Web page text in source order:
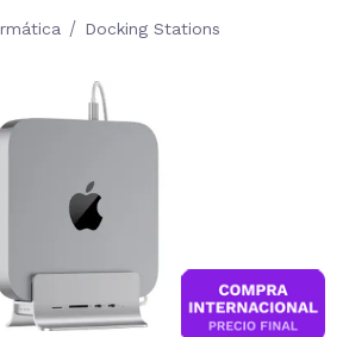
Docking Stations